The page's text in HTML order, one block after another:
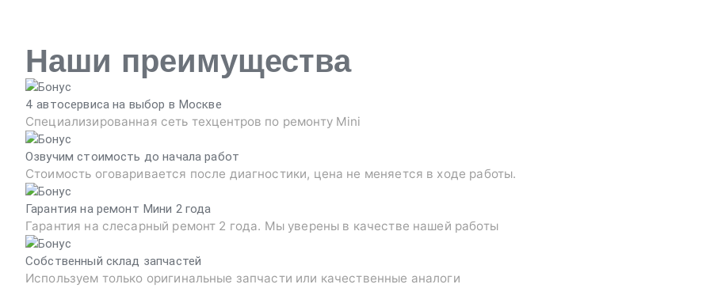
Наши преимущества
4 автосервиса на выбор в Москве
Специализированная сеть техцентров по ремонту Mini
Озвучим стоимость до начала работ
Стоимость оговаривается после диагностики, цена не меняется в ходе работы.
Гарантия на ремонт Мини 2 года
Гарантия на слесарный ремонт 2 года. Мы уверены в качестве нашей работы
Собственный склад запчастей
Используем только оригинальные запчасти или качественные аналоги